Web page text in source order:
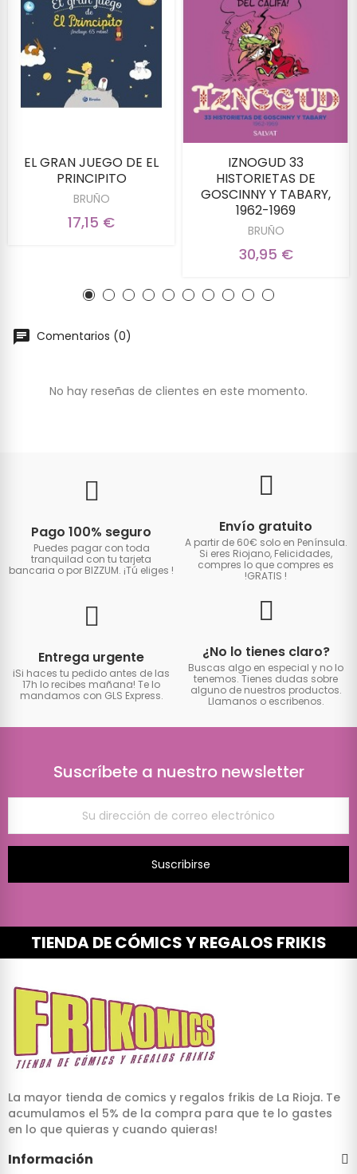
EL GRAN JUEGO DE EL
PRINCIPITO
BRUÑO
17,15 €
IZNOGUD 33
HISTORIETAS DE
GOSCINNY Y TABARY,
1962-1969
BRUÑO
30,95 €
Comentarios (0)
No hay reseñas de clientes en este momento.
Pago 100% seguro
Puedes pagar con toda
tranquilad con tu tarjeta
bancaria o por BIZZUM. ¡Tú eliges !
Envío gratuito
A partir de 60€ solo en Península.
Si eres Riojano, Felicidades,
compres lo que compres es
!GRATIS !
Entrega urgente
iSi haces tu pedido antes de las
17h lo recibes mañana! Te lo
mandamos con GLS Express.
¿No lo tienes claro?
Buscas algo en especial y no lo
tenemos. Tienes dudas sobre
alguno de nuestros productos.
Llamanos o escribenos.
Suscríbete a nuestro newsletter
Suscribirse
TIENDA DE CÓMICS Y REGALOS FRIKIS
La mayor tienda de comics y regalos frikis de La Rioja. Te
acumulamos el 5% de la compra para que te lo gastes
en lo que quieras y cuando quieras!
Información